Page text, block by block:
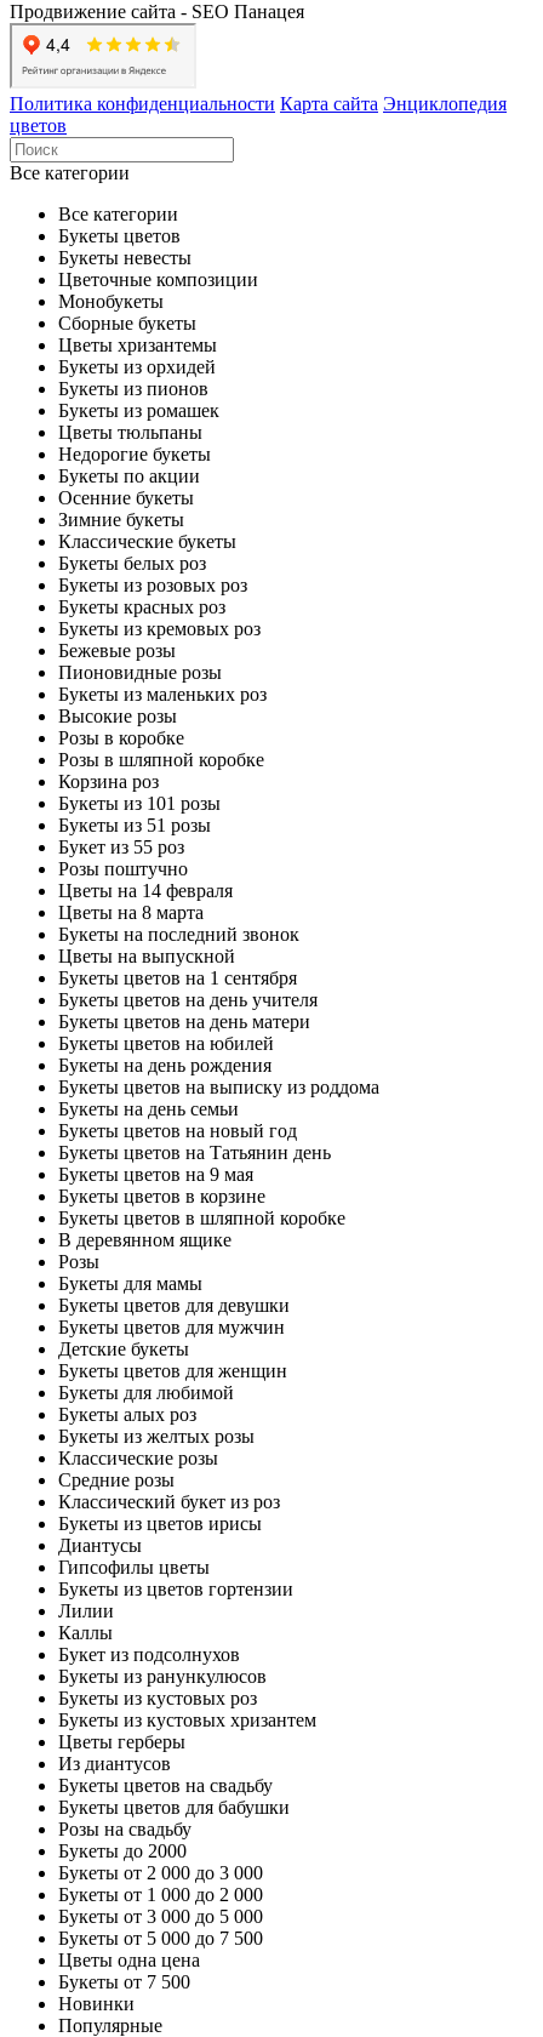
Продвижение сайта - SEO Панацея
Политика конфиденциальности Карта сайта Энциклопедия
цветов
Все категории
Все категории
Букеты цветов
Букеты невесты
Цветочные композиции
Монобукеты
Сборные букеты
Цветы хризантемы
Букеты из орхидей
Букеты из пионов
Букеты из ромашек
Цветы тюльпаны
Недорогие букеты
Букеты по акции
Осенние букеты
Зимние букеты
Классические букеты
Букеты белых роз
Букеты из розовых роз
Букеты красных роз
Букеты из кремовых роз
Бежевые розы
Пионовидные розы
Букеты из маленьких роз
Высокие розы
Розы в коробке
Розы в шляпной коробке
Корзина роз
Букеты из 101 розы
Букеты из 51 розы
Букет из 55 роз
Розы поштучно
Цветы на 14 февраля
Цветы на 8 марта
Букеты на последний звонок
Цветы на выпускной
Букеты цветов на 1 сентября
Букеты цветов на день учителя
Букеты цветов на день матери
Букеты цветов на юбилей
Букеты на день рождения
Букеты цветов на выписку из роддома
Букеты на день семьи
Букеты цветов на новый год
Букеты цветов на Татьянин день
Букеты цветов на 9 мая
Букеты цветов в корзине
Букеты цветов в шляпной коробке
В деревянном ящике
Розы
Букеты для мамы
Букеты цветов для девушки
Букеты цветов для мужчин
Детские букеты
Букеты цветов для женщин
Букеты для любимой
Букеты алых роз
Букеты из желтых розы
Классические розы
Средние розы
Классический букет из роз
Букеты из цветов ирисы
Диантусы
Гипсофилы цветы
Букеты из цветов гортензии
Лилии
Каллы
Букет из подсолнухов
Букеты из ранункулюсов
Букеты из кустовых роз
Букеты из кустовых хризантем
Цветы герберы
Из диантусов
Букеты цветов на свадьбу
Букеты цветов для бабушки
Розы на свадьбу
Букеты до 2000
Букеты от 2 000 до 3 000
Букеты от 1 000 до 2 000
Букеты от 3 000 до 5 000
Букеты от 5 000 до 7 500
Цветы одна цена
Букеты от 7 500
Новинки
Популярные